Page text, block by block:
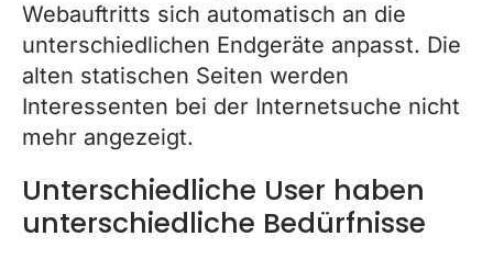
Webauftritts sich automatisch an die
unterschiedlichen Endgeräte anpasst. Die
alten statischen Seiten werden
Interessenten bei der Internetsuche nicht
mehr angezeigt.
Unterschiedliche User haben
unterschiedliche Bedürfnisse